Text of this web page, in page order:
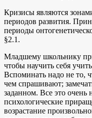
Кризисы являются
периодов развития.
периоды
§2.1.
Младшему школьнику
чтобы научить себя
Вспоминать надо не то,
чем спрашивают;
заданном. Все это
психологические
возрастание